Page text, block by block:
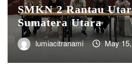
SMKN 2 Rantau
Sumatera Utara
lumiacitranami May